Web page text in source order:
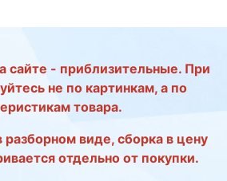
сайте - приблизительные. При
не по картинкам, а по
товара.
виде, сборка в цену
отдельно от покупки.